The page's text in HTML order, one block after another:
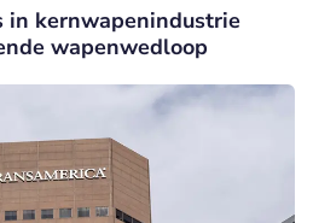
in kernwapenindustrie
wapenwedloop